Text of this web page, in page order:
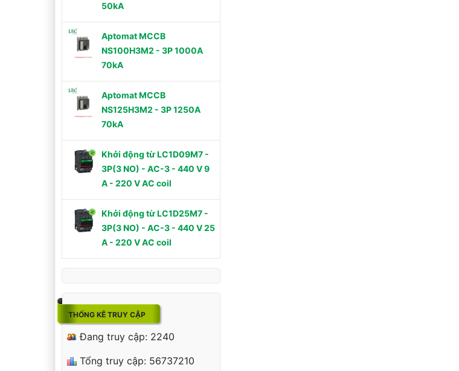
50kA
Aptomat MCCB
NS100H3M2 - 3P 1000A
70kA
Aptomat MCCB
NS125H3M2 - 3P 1250A
70kA
Khởi động từ LC1D09M7 -
3P(3 NO) - AC-3 - 440 V 9
A - 220 V AC coil
Khởi động từ LC1D25M7 -
3P(3 NO) - AC-3 - 440 V 25
A - 220 V AC coil
THỐNG KÊ TRUY CẬP
Đang truy cập: 2240
Tổng truy cập: 56737210